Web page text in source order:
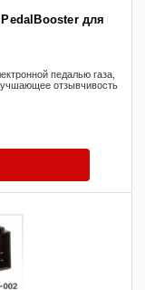
для
педалью газа,
отзывчивость